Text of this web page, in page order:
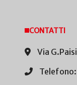
CONTATTI
Via